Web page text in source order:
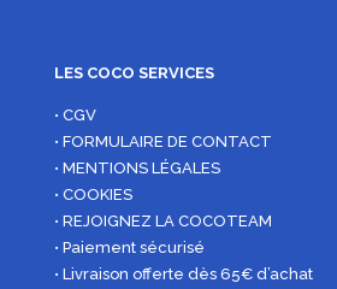
LES COCO SERVICES
• CGV
• FORMULAIRE DE CONTACT
• MENTIONS LÉGALES
• COOKIES
• REJOIGNEZ LA COCOTEAM
• Paiement sécurisé
• Livraison offerte dès 65€ d’achat